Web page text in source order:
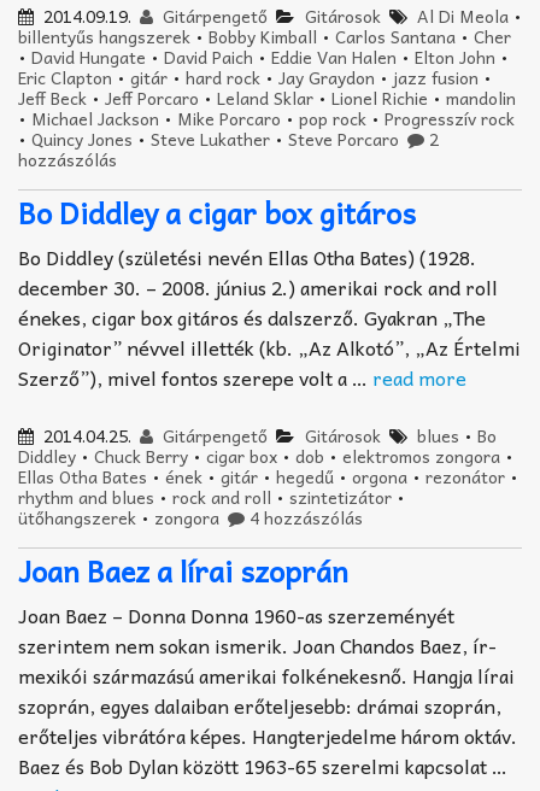
2014.09.19. Gitárpengető Gitárosok Al Di Meola•
billentyűs hangszerek • Bobby Kimball • Carlos Santana • Cher
• David Hungate • David Paich • Eddie Van Halen • Elton John •
Eric Clapton • gitár • hard rock • Jay Graydon • jazz fusion •
Jeff Beck • Jeff Porcaro • Leland Sklar • Lionel Richie • mandolin
• Michael Jackson • Mike Porcaro • pop rock • Progresszív rock
• Quincy Jones • Steve Lukather • Steve Porcaro 2
hozzászólás
Bo Diddley a cigar box gitáros
Bo Diddley (születési nevén Ellas Otha Bates) (1928.
december 30. – 2008. június 2.) amerikai rock and roll
énekes, cigar box gitáros és dalszerző. Gyakran „The
Originator” névvel illették (kb. „Az Alkotó”, „Az Értelmi
Szerző”), mivel fontos szerepe volt a … read more
2014.04.25. Gitárpengető Gitárosok blues • Bo
Diddley • Chuck Berry • cigar box • dob • elektromos zongora •
Ellas Otha Bates • ének • gitár • hegedű • orgona • rezonátor •
rhythm and blues • rock and roll • szintetizátor •
ütőhangszerek • zongora 4 hozzászólás
Joan Baez a lírai szoprán
Joan Baez – Donna Donna 1960-as szerzeményét
szerintem nem sokan ismerik. Joan Chandos Baez, ír-
mexikói származású amerikai folkénekesnő. Hangja lírai
szoprán, egyes dalaiban erőteljesebb: drámai szoprán,
erőteljes vibrátóra képes. Hangterjedelme három oktáv.
Baez és Bob Dylan között 1963-65 szerelmi kapcsolat …